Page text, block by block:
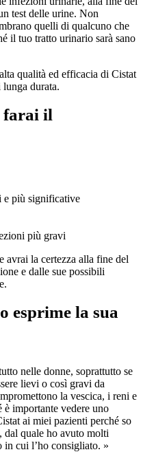
test delle urine. Non
quelli di qualcuno che
il tuo tratto urinario sarà sano
qualità ed efficacia di Cistat
durata.
farai il
e più significative
più gravi
avrai la certezza alla fine del
e dalle sue possibili
esprime la sua
nelle donne, soprattutto se
lievi o così gravi da
la vescica, i reni e
è importante vedere uno
ai miei pazienti perché so
dal quale ho avuto molti
cui l’ho consigliato. »